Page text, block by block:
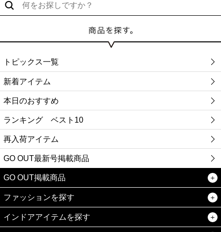
トピックス一覧
新着アイテム
本日のおすすめ
ランキング ベスト10
再入荷アイテム
GO OUT最新号掲載商品
GO OUT掲載商品
ファッションを探す
インドアアイテムを探す